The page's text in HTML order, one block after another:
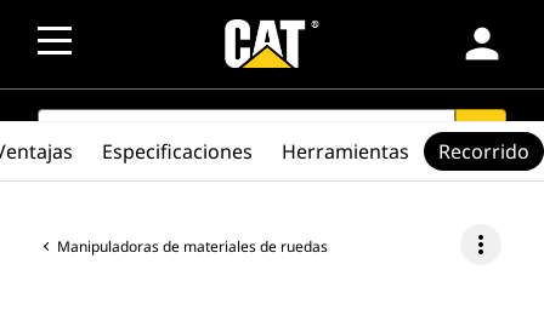
person
SEARCH search
Manipuladoras de materiales de ruedas more_vert
Especificaciones Herramientas Recorrido